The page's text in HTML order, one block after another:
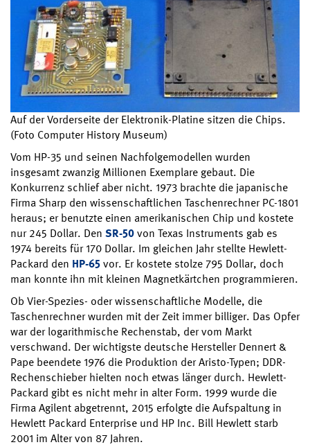
Auf der Vorderseite der Elektronik-Platine sitzen die Chips.
(Foto Computer History Museum)
Vom HP-35 und seinen Nachfolgemodellen wurden
insgesamt zwanzig Millionen Exemplare gebaut. Die
Konkurrenz schlief aber nicht. 1973 brachte die japanische
Firma Sharp den wissenschaftlichen Taschenrechner PC-1801
heraus; er benutzte einen amerikanischen Chip und kostete
nur 245 Dollar. Den SR-50von Texas Instruments gab es
1974 bereits für 170 Dollar. Im gleichen Jahr stellte Hewlett-
Packard den HP-65vor. Er kostete stolze 795 Dollar, doch
man konnte ihn mit kleinen Magnetkärtchen programmieren.
Ob Vier-Spezies- oder wissenschaftliche Modelle, die
Taschenrechner wurden mit der Zeit immer billiger. Das Opfer
war der logarithmische Rechenstab, der vom Markt
verschwand. Der wichtigste deutsche Hersteller Dennert &
Pape beendete 1976 die Produktion der Aristo-Typen; DDR-
Rechenschieber hielten noch etwas länger durch. Hewlett-
Packard gibt es nicht mehr in alter Form. 1999 wurde die
Firma Agilent abgetrennt, 2015 erfolgte die Aufspaltung in
Hewlett Packard Enterprise und HP Inc. Bill Hewlett starb
2001 im Alter von 87 Jahren.